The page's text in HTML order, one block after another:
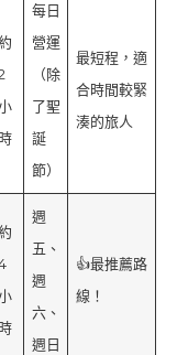
時
每日
營運
（除
了聖
誕
節）
最短程，適
合時間較緊
湊的旅人
時
週
五、
週
六、
週日
👍最推薦路
線！